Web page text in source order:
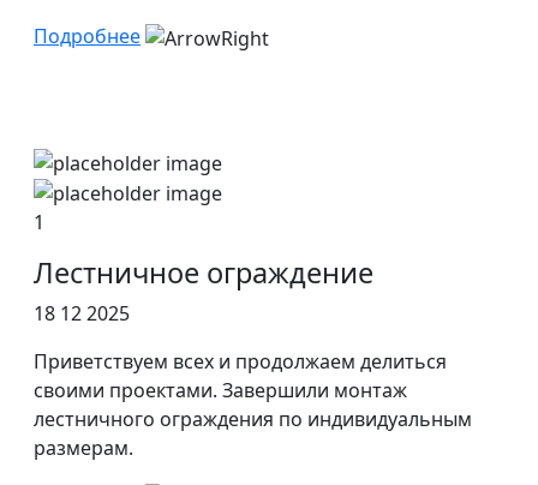
Подробнее
1
Лестничное ограждение
18 12 2025
Приветствуем всех и продолжаем делиться
своими проектами. Завершили монтаж
лестничного ограждения по индивидуальным
размерам.